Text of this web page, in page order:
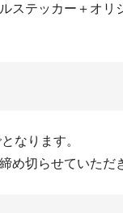
ステッカー＋オリ
なります。
め切らせていただ